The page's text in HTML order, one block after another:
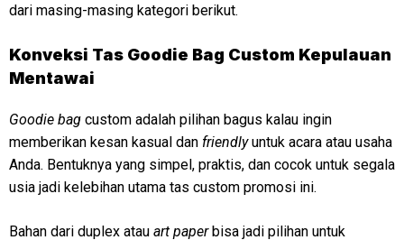
dari masing-masing kategori berikut.
Konveksi Tas Goodie Bag Custom Kepulauan
Mentawai
Goodie bag custom adalah pilihan bagus kalau ingin
memberikan kesan kasual dan friendlyuntuk acara atau usaha
Anda. Bentuknya yang simpel, praktis, dan cocok untuk segala
usia jadi kelebihan utama tas custom promosi ini.
Bahan dari duplex atau art paperbisa jadi pilihan untuk